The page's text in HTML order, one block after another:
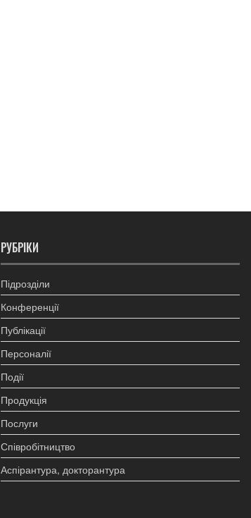
РУБРІКИ
Підрозділи
Конференції
Публікації
Персоналії
Події
Продукція
Послуги
Співробітництво
Аспірантура, докторантура